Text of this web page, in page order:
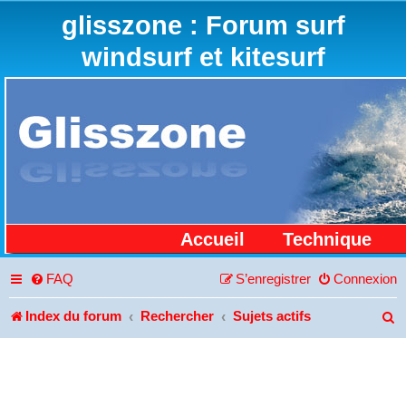
glisszone : Forum surf
windsurf et kitesurf
Accueil Technique
FAQ Connexion
S’enregistrer
Index du forum Rechercher Sujets actifs